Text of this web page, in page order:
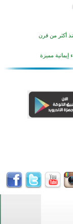
من العمل والعطاء
في أزناكاييف